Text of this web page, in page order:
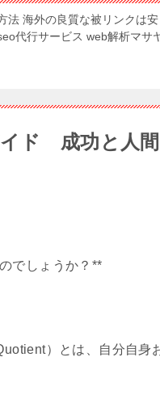
法 海外の良質な被リンクは
代行サービス web解析マサ
ド 成功と人間
でしょうか？**
）とは、自分自身